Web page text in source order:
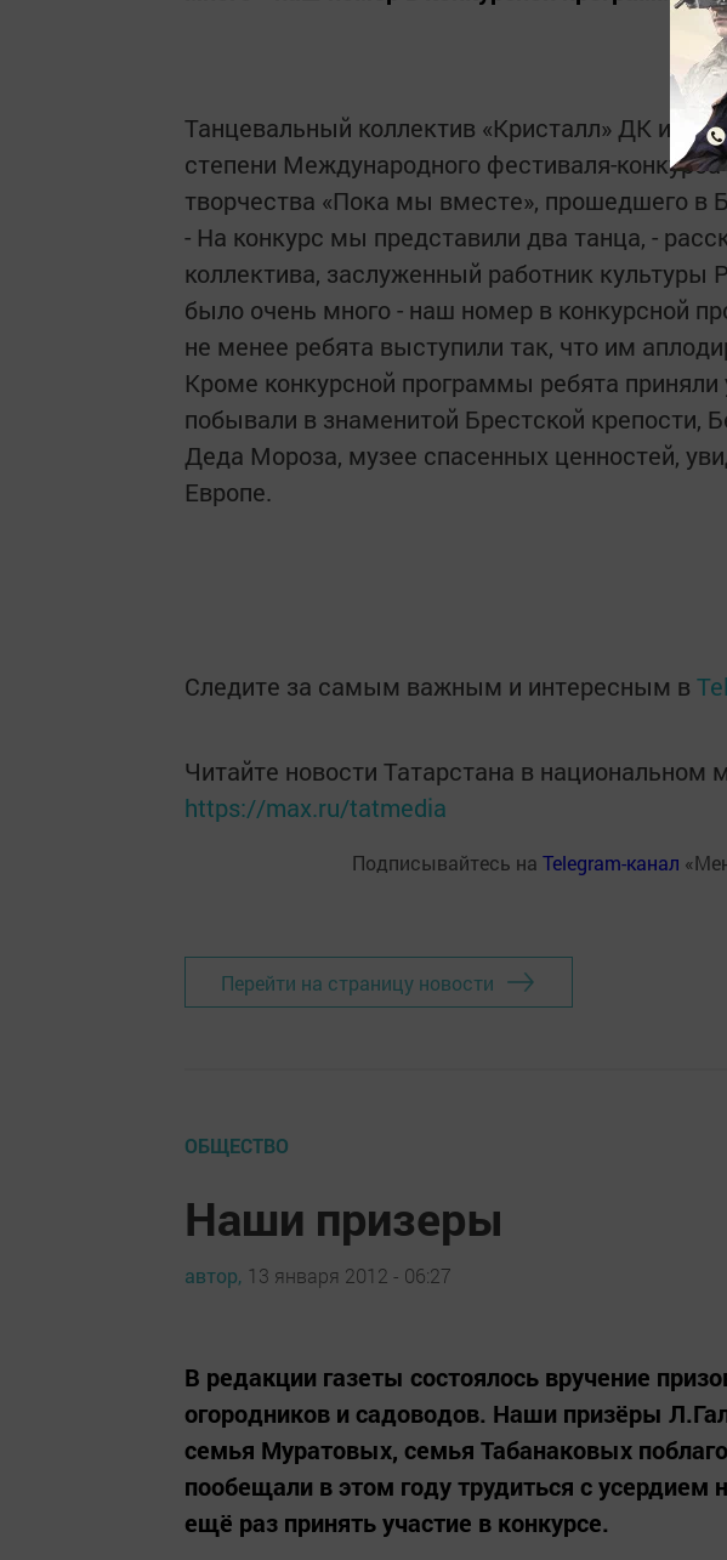
Танцевальный коллектив «Кристалл» ДК им.
степени Международного фестиваля-
творчества «Пока мы вместе», прошедшего в
- На конкурс мы представили два танца, -
коллектива, заслуженный работник культуры
было очень много - наш номер в конкурсной
не менее ребята выступили так, что им
Кроме конкурсной программы ребята приняли
побывали в знаменитой Брестской крепости,
Деда Мороза, музее спасенных ценностей,
Европе.
Следите за самым важным и интересным в
Читайте новости Татарстана в
https://max.ru/tatmedia
Подписывайтесь на Telegram-канал
Перейти на страницу новости
ОБЩЕСТВО
Наши призеры
автор, 13 января 2012 - 06:27
В редакции газеты состоялось вручение
огородников и садоводов. Наши призёры
семья Муратовых, семья Табанаковых
пообещали в этом году трудиться с усердием
ещё раз принять участие в конкурсе.